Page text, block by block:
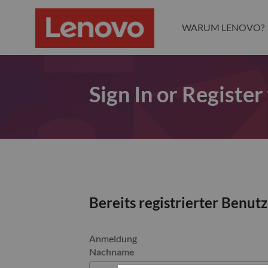
WARUM LENOVO?
Sign In or
Bereits registrierter
Anmeldung
Nachname